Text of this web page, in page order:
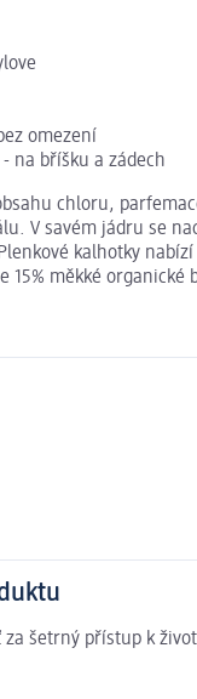
omezení
na bříšku a zádech
chloru,
V savém jádru se
kalhotky
měkké organické
za šetrný přístup k